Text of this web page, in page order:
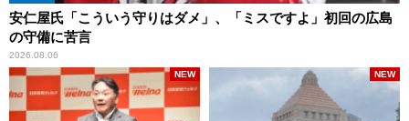
安仁屋氏「こういう守りはダメ」、「ミスですよ」初回の広島
の守備に苦言
2026.08.06
NEW NEW